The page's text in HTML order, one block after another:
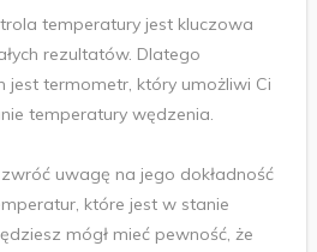
temperatury jest kluczowa
rezultatów. Dlatego
jest termometr, który umożliwi Ci
temperatury wędzenia.
uwagę na jego dokładność
które jest w stanie
mógł mieć pewność, że